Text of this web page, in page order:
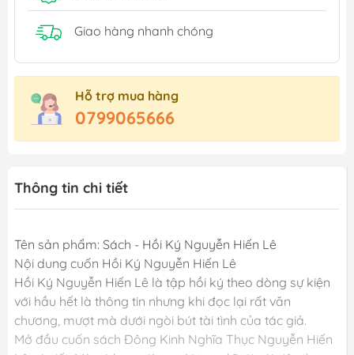
Giao hàng nhanh chóng
Hỗ trợ mua hàng
0799065666
Thông tin chi tiết
Tên sản phẩm: Sách - Hồi Ký Nguyễn Hiến Lê
Nội dung cuốn Hồi Ký Nguyễn Hiến Lê
Hồi Ký Nguyễn Hiến Lê là tập hồi ký theo dòng sự kiện
với hầu hết là thông tin nhưng khi đọc lại rất văn
chương, mượt mà dưới ngòi bút tài tình của tác giả.
Mở đầu cuốn sách Đông Kinh Nghĩa Thục Nguyễn Hiến